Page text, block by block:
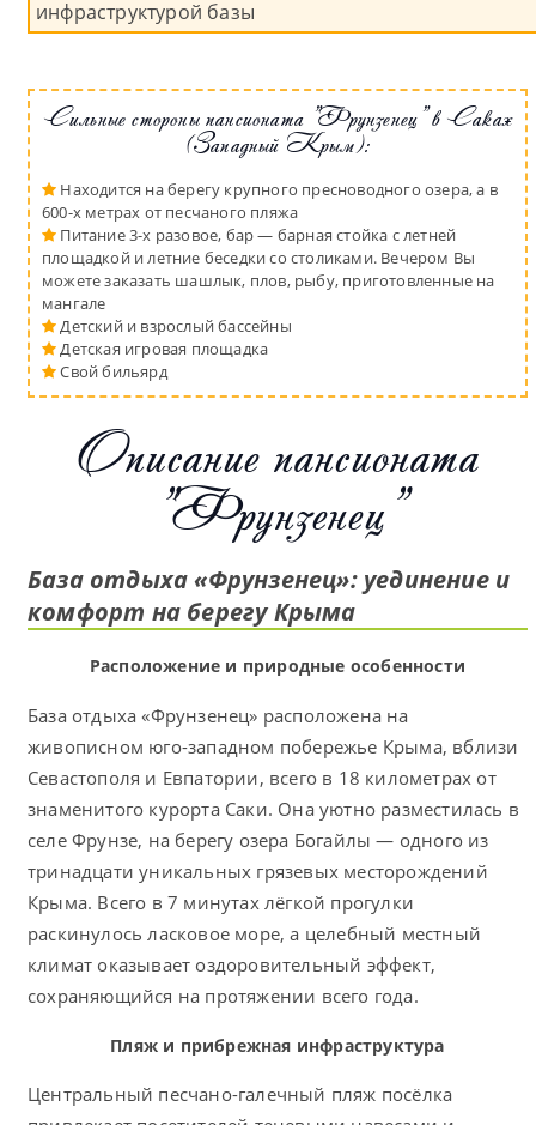
инфраструктурой базы
Сильные стороны пансионата "Фрунзенец" в Саках
(Западный Крым):
Находится на берегу крупного пресноводного озера, а в
600-х метрах от песчаного пляжа
Питание 3-х разовое, бар — барная стойка с летней
площадкой и летние беседки со столиками. Вечером Вы
можете заказать шашлык, плов, рыбу, приготовленные на
мангале
Детский и взрослый бассейны
Детская игровая площадка
Свой бильярд
Описание пансионата
"Фрунзенец"
База отдыха «Фрунзенец»: уединение и
комфорт на берегу Крыма
Расположение и природные особенности
База отдыха «Фрунзенец» расположена на
живописном юго-западном побережье Крыма, вблизи
Севастополя и Евпатории, всего в 18 километрах от
знаменитого курорта Саки. Она уютно разместилась в
селе Фрунзе, на берегу озера Богайлы — одного из
тринадцати уникальных грязевых месторождений
Крыма. Всего в 7 минутах лёгкой прогулки
раскинулось ласковое море, а целебный местный
климат оказывает оздоровительный эффект,
сохраняющийся на протяжении всего года.
Пляж и прибрежная инфраструктура
Центральный песчано-галечный пляж посёлка